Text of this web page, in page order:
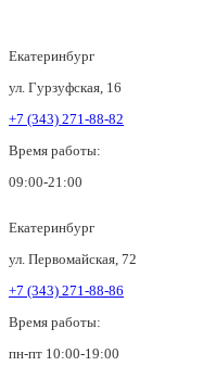
Екатеринбург
ул. Гурзуфская, 16
+7 (343) 271-88-82
Время работы:
09:00-21:00
Екатеринбург
ул. Первомайская, 72
+7 (343) 271-88-86
Время работы:
пн-пт 10:00-19:00